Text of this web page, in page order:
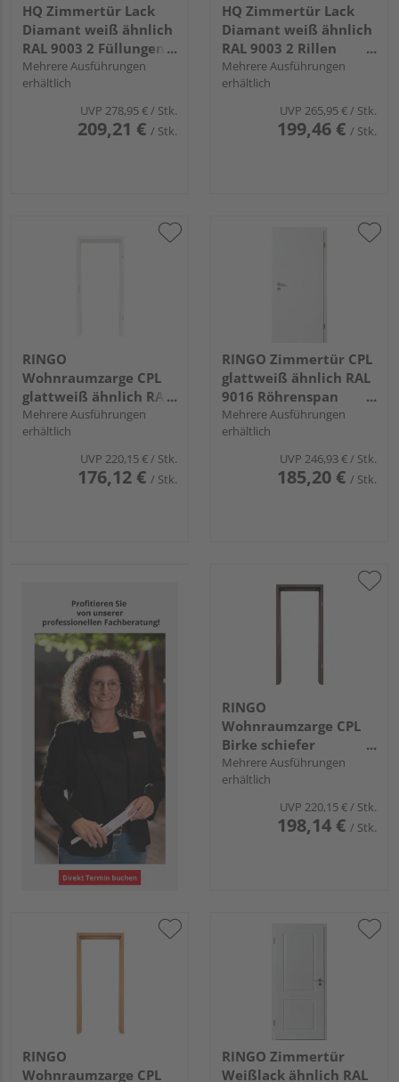
HQ Zimmertür Lack
Diamant weiß ähnlich
RAL 9003 2 Füllungen
TG Röhrenspan KK1
Mehrere Ausführungen
erhältlich
UVP 278,95 €/ Stk.
209,21 € / Stk.
HQ Zimmertür Lack
Diamant weiß ähnlich
RAL 9003 2 Rillen
Röhrenspan KK1
Mehrere Ausführungen
erhältlich
UVP 265,95 €/ Stk.
199,46 € / Stk.
RINGO
Wohnraumzarge CPL
glattweiß ähnlich RAL
9016 "Standard"
Mehrere Ausführungen
erhältlich
UVP 220,15 €/ Stk.
176,12 € / Stk.
RINGO Zimmertür CPL
glattweiß ähnlich RAL
9016 Röhrenspan
"Standard"
Mehrere Ausführungen
erhältlich
UVP 246,93 €/ Stk.
185,20 € / Stk.
RINGO
Wohnraumzarge CPL
Birke schiefer
"Standard"
Mehrere Ausführungen
erhältlich
UVP 220,15 €/ Stk.
198,14 € / Stk.
RINGO
Wohnraumzarge CPL
RINGO Zimmertür
Weißlack ähnlich RAL